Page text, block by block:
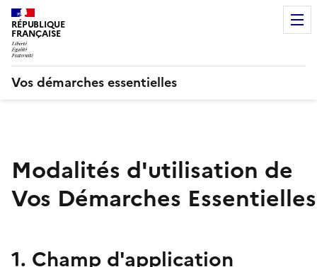
RÉPUBLIQUE
FRANÇAISE
Vos démarches essentielles
Modalités d'utilisation de
Vos Démarches Essentielles
1. Champ d'application